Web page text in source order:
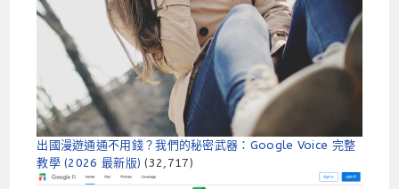
出國漫遊通通不用錢？我們的秘密武器：Google Voice 完整
教學 (2026 最新版) (32,717)